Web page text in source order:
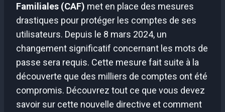
Familiales (CAF) met en place des mesures
drastiques pour protéger les comptes de ses
utilisateurs. Depuis le 8 mars 2024, un
changement significatif concernant les mots de
passe sera requis. Cette mesure fait suite à la
découverte que des milliers de comptes ont été
compromis. Découvrez tout ce que vous devez
savoir sur cette nouvelle directive et comment